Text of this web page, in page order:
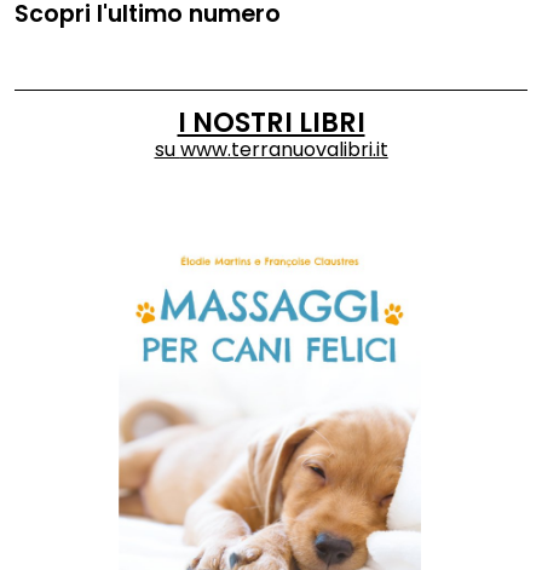
Scopri l'ultimo numero
I NOSTRI LIBRI
suwww.terranuovalibri.it